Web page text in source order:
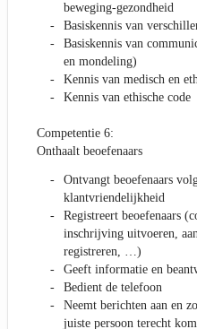
beweging-gezondheid
Basiskennis van
Basiskennis van
en mondeling)
Kennis van medisch en
Kennis van ethische code
Competentie 6:
Onthaalt beoefenaars
Ontvangt beoefenaars
klantvriendelijkheid
Registreert beoefenaars
inschrijving uitvoeren,
registreren, …)
Geeft informatie en
Bedient de telefoon
Neemt berichten aan en
juiste persoon terecht